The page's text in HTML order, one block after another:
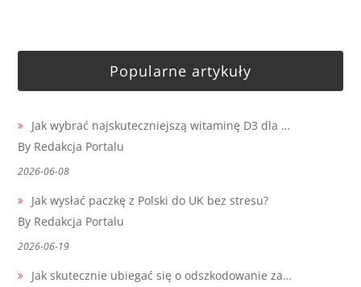
Popularne artykuły
Jak wybrać najskuteczniejszą witaminę D3 dla …
By Redakcja Portalu
2026-06-08
Jak wysłać paczkę z Polski do UK bez stresu?
By Redakcja Portalu
2026-06-19
Jak skutecznie ubiegać się o odszkodowanie za…